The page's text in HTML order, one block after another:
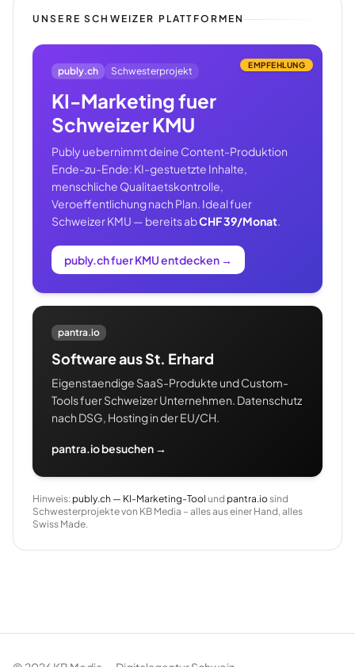
UNSERE SCHWEIZER PLATTFORMEN
EMPFEHLUNG
publy.ch Schwesterprojekt
KI-Marketing fuer
Schweizer KMU
Publy uebernimmt deine Content-Produktion
Ende-zu-Ende: KI-gestuetzte Inhalte,
menschliche Qualitaetskontrolle,
Veroeffentlichung nach Plan. Ideal fuer
Schweizer KMU — bereits abCHF 39/Monat.
publy.ch fuer KMU entdecken →
pantra.io
Software aus St. Erhard
Eigenstaendige SaaS-Produkte und Custom-
Tools fuer Schweizer Unternehmen. Datenschutz
nach DSG, Hosting in der EU/CH.
pantra.io besuchen →
Hinweis: publy.ch — KI-Marketing-Tool und pantra.iosind
Schwesterprojekte von KB Media – alles aus einer Hand, alles
Swiss Made.